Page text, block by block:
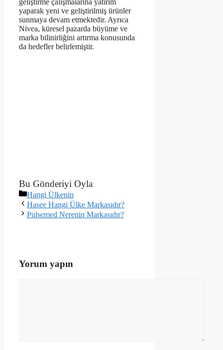
geliştirme çalışmalarına yatırım
yaparak yeni ve geliştirilmiş ürünler
sunmaya devam etmektedir. Ayrıca
Nivea, küresel pazarda büyüme ve
marka bilinirliğini artırma konusunda
da hedefler belirlemiştir.
Bu Gönderiyi Oyla
Kategoriler
Hangi Ülkenin
Hasee Hangi Ülke Markasıdır?
Pulsemed Nerenin Markasıdır?
Yorum yapın